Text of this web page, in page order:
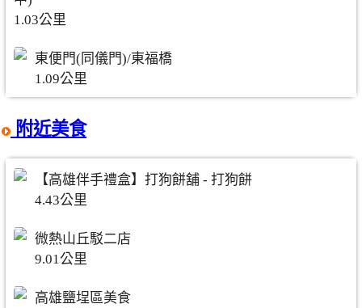
1.03公里
東便門(同儀門)/東福橋
1.09公里
附近美食
【高雄伴手禮盒】打狗餅舖 - 打狗餅
4.43公里
微熱山丘駁二店
9.01公里
高雄鹽埕區美食